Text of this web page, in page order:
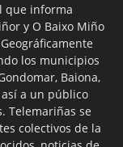
que informa
y O Baixo Miño
los municipios
Baiona,
a un público
Telemariñas se
colectivos de la